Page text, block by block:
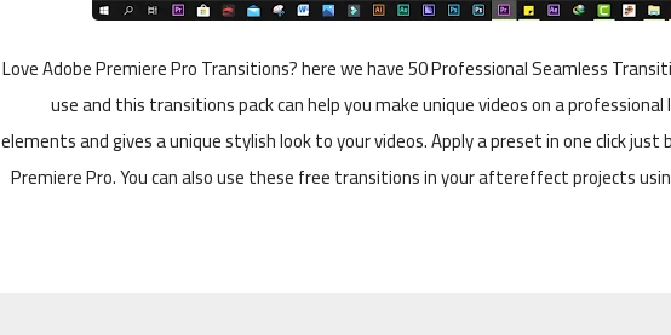
Love Adobe Premiere Pro Transitions? here we have 50 Professional Seamless
use and this transitions pack can help you make unique videos on a
elements and gives a unique stylish look to your videos. Apply a preset in one click
Premiere Pro. You can also use these free transitions in your aftereffect projects